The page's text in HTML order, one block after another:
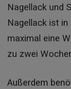
Nagellack und
Nagellack ist in
maximal eine
zu zwei
Außerdem